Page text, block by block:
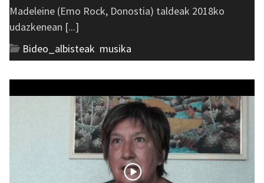
Madeleine (Emo Rock, Donostia) taldeak 2018ko
udazkenean [...]
Bideo_albisteak musika